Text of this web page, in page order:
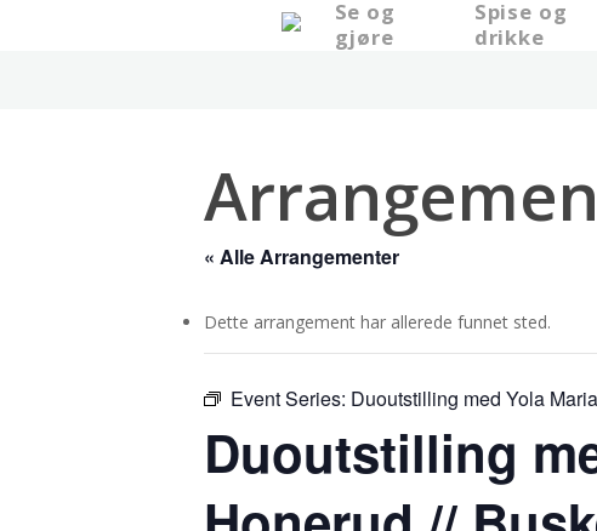
Se og
gjøre
Spise og
drikke
« Alle Arrangementer
Dette arrangement har allerede funnet sted.
Event Series: Duoutstilling med Yola
Duoutstilling